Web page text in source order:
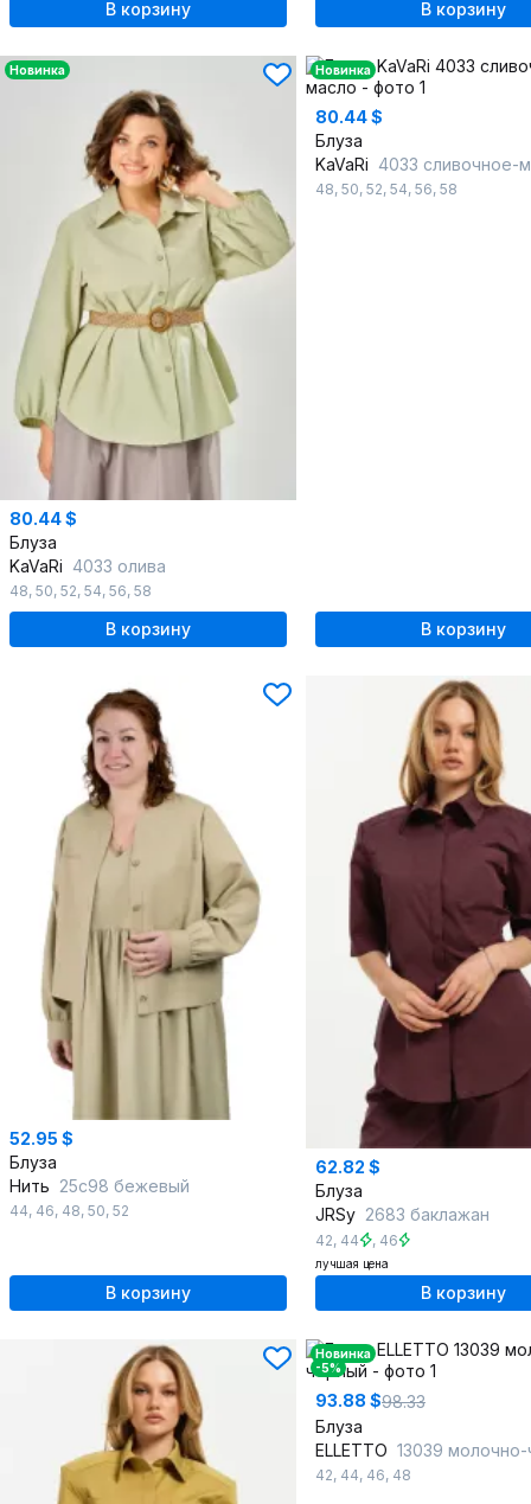
В корзину В корзину
Новинка
80.44 $
Блуза
KaVaRi 4033 олива
48, 50, 52, 54, 56, 58
В корзину
Новинка
80.44 $
Блуза
KaVaRi 4033 сливочное-
48, 50, 52, 54, 56, 58
В корзину
52.95 $
Блуза
Нить 25с98 бежевый
44, 46, 48, 50, 52
В корзину
62.82 $
Блуза
JRSy 2683 баклажан
42, 44 , 46
лучшая цена
В корзину
Новинка
-5%
93.88 $98.33
Блуза
ELLETTO 13039
42, 44, 46, 48